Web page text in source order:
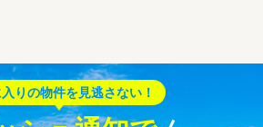
りの物件を見逃さない！